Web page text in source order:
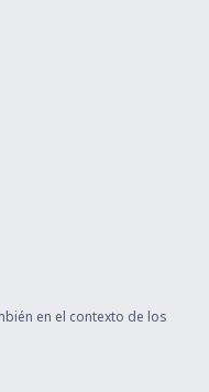
en el contexto de los